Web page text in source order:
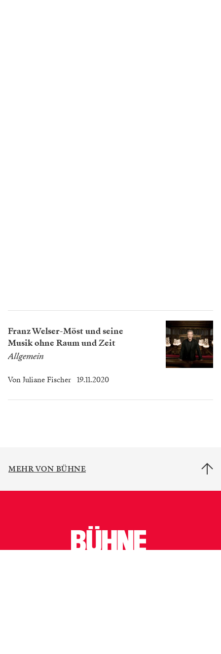
Franz Welser-Möst und seine
Musik ohne Raum und Zeit
Allgemein
Von Juliane Fischer 19.11.2020
MEHR VON BÜHNE